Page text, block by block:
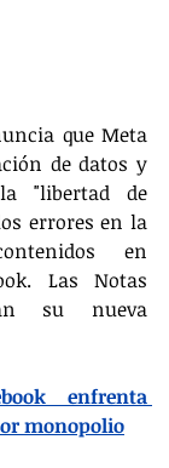
que Meta
de datos y
"libertad de
errores en la
en
Las Notas
su nueva
enfrenta
monopolio